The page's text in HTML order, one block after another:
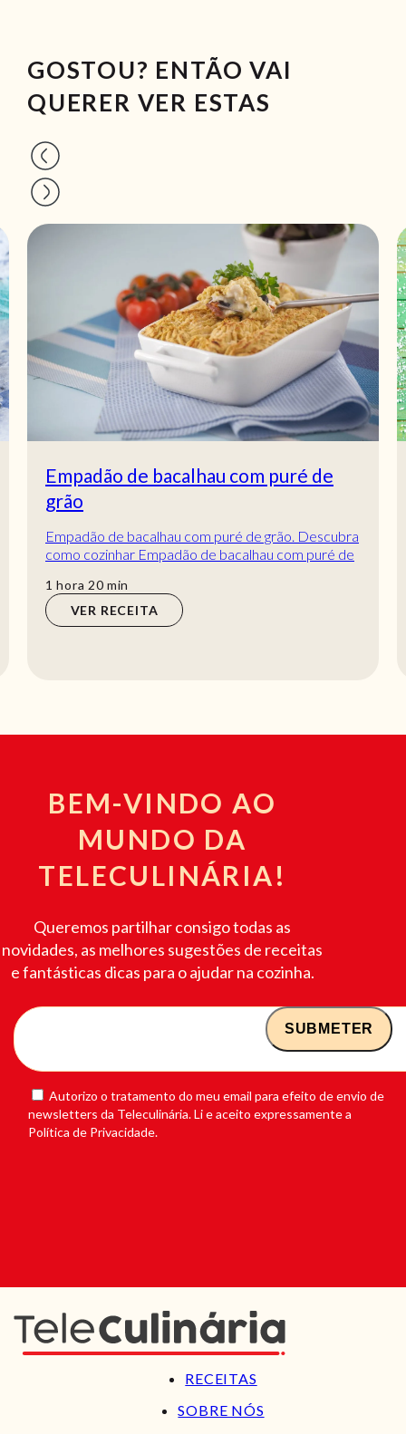
GOSTOU? ENTÃO VAI
QUERER VER ESTAS
Camarão à provençal
Em 40 minutos saiba como preparar este delicioso
camarão à provençal para um almoço especial
entre família ou amigos. O que lhe parece? Esta...
BEM-VINDO AO
MUNDO DA
TELECULINÁRIA!
Queremos partilhar consigo todas as
novidades, as melhores sugestões de receitas
e fantásticas dicas para o ajudar na cozinha.
Autorizo o tratamento do meu email para efeito de envio de
newsletters da Teleculinária. Li e aceito expressamente a
Política de Privacidade.
RECEITAS
SOBRE NÓS